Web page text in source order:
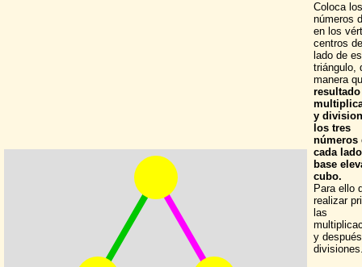
Coloca los
números
en los
centros
lado de
triángulo,
manera
y
los tres
números
cada
base
cubo.
Para ello
realizar
las
y